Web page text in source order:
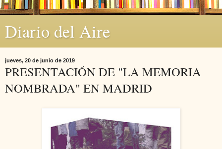
Diario del Aire
jueves, 20 de junio de 2019
PRESENTACIÓN DE "LA MEMORIA
NOMBRADA" EN MADRID